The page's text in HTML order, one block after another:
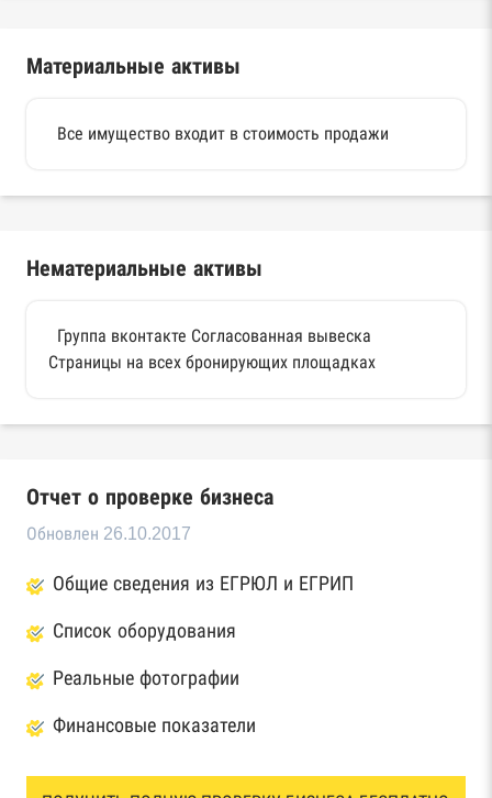
Материальные активы
Все имущество входит в стоимость продажи
Нематериальные активы
Группа вконтакте Согласованная вывеска
Страницы на всех бронирующих площадках
Отчет о проверке бизнеса
Обновлен 26.10.2017
Общие сведения из ЕГРЮЛ и ЕГРИП
Список оборудования
Реальные фотографии
Финансовые показатели